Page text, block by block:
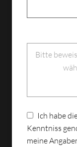
Bitte lasse
Bitte
Ich habe
Kenntniss
meine